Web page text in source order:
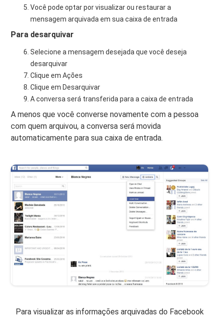
Você pode optar por visualizar ou restaurar a
mensagem arquivada em sua caixa de entrada
Para desarquivar
Selecione a mensagem desejada que você deseja
desarquivar
Clique em Ações
Clique em Desarquivar
A conversa será transferida para a caixa de entrada
A menos que você converse novamente com a pessoa
com quem arquivou, a conversa será movida
automaticamente para sua caixa de entrada.
Para visualizar as informações arquivadas do Facebook